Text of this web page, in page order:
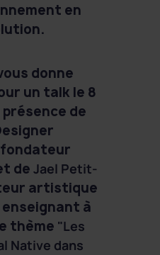
en
donne
un talk le 8
de
deJael Petit-
artistique
à
thème "Les
Native dans